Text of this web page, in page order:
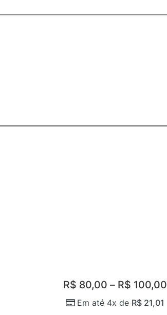
R$ 80,00 – R$ 100,00
Em até 4x de R$ 21,01